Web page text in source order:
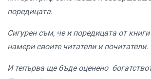
поредицата.
Сигурен съм, че и поредицата от
намери своите читатели и почитатели.
И тепърва ще бъде оценено